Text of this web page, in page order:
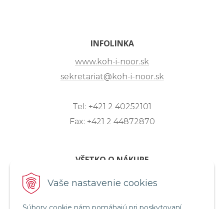
Vaše nastavenie cookies
INFOLINKA
www.koh-i-noor.sk
sekretariat@koh-i-noor.sk
Tel: +421 2 40252101
Fax: +421 2 44872870
VŠETKO O NÁKUPE
ZASLANIE OTÁZKY